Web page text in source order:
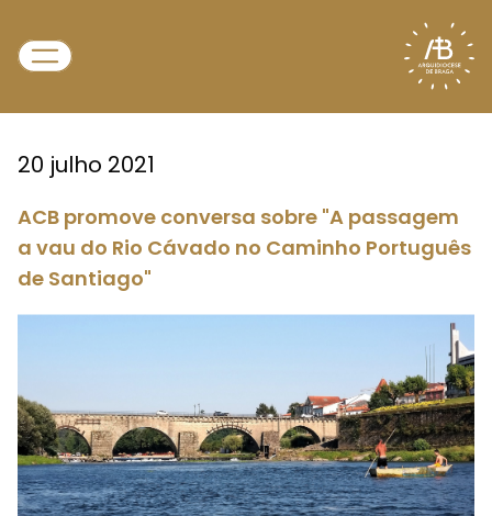
20 julho 2021
ACB promove conversa sobre "A passagem
a vau do Rio Cávado no Caminho Português
de Santiago"